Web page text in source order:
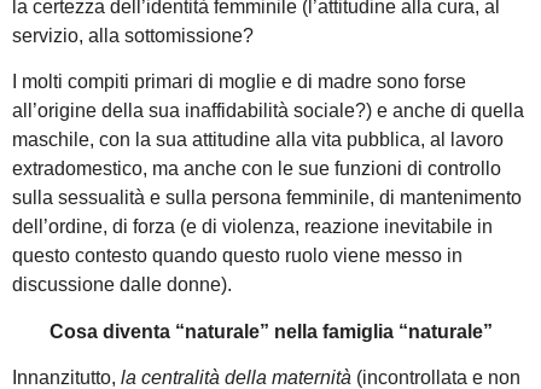
la certezza dell’identità femminile (l’attitudine alla cura, al
servizio, alla sottomissione?
I molti compiti primari di moglie e di madre sono forse
all’origine della sua inaffidabilità sociale?) e anche di quella
maschile, con la sua attitudine alla vita pubblica, al lavoro
extradomestico, ma anche con le sue funzioni di controllo
sulla sessualità e sulla persona femminile, di mantenimento
dell’ordine, di forza (e di violenza, reazione inevitabile in
questo contesto quando questo ruolo viene messo in
discussione dalle donne).
Cosa diventa “naturale” nella famiglia “naturale”
Innanzitutto, la centralità della maternità (incontrollata e non